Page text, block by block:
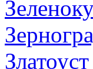
Златоуст